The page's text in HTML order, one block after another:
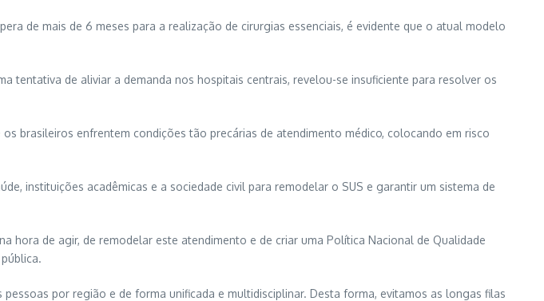
de mais de 6 meses para a realização de cirurgias essenciais, é evidente que o atual modelo
tentativa de aliviar a demanda nos hospitais centrais, revelou-se insuficiente para resolver os
brasileiros enfrentem condições tão precárias de atendimento médico, colocando em risco
instituições acadêmicas e a sociedade civil para remodelar o SUS e garantir um sistema de
hora de agir, de remodelar este atendimento e de criar uma Política Nacional de Qualidade
por região e de forma unificada e multidisciplinar. Desta forma, evitamos as longas filas